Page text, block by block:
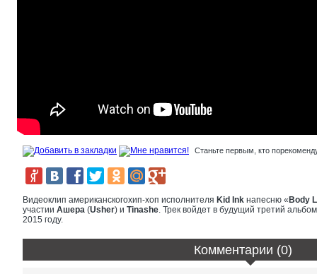
Станьте первым, кто
Видеоклип американскогохип-хоп исполнителя Kid Ink напесню « Body
участии Ашера (Usher) и Tinashe. Трек войдет в будущий третий
2015 году.
Комментарии (0)